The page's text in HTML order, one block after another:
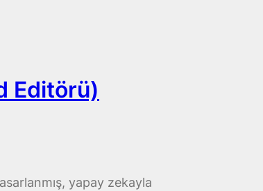
Editörü)
yapay zekayla